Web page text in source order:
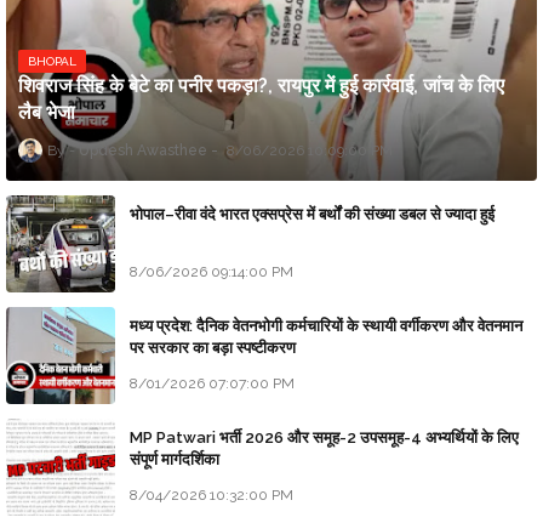
BHOPAL
शिवराज सिंह के बेटे का पनीर पकड़ा?, रायपुर में हुई कार्रवाई, जांच के लिए
लैब भेजा
Updesh Awasthee 8/06/2026 10:09:00 PM
भोपाल–रीवा वंदे भारत एक्सप्रेस में बर्थों की संख्या डबल से ज्यादा हुई
8/06/2026 09:14:00 PM
मध्य प्रदेश: दैनिक वेतनभोगी कर्मचारियों के स्थायी वर्गीकरण और वेतनमान
पर सरकार का बड़ा स्पष्टीकरण
8/01/2026 07:07:00 PM
MP Patwari भर्ती 2026 और समूह-2 उपसमूह-4 अभ्यर्थियों के लिए
संपूर्ण मार्गदर्शिका
8/04/2026 10:32:00 PM